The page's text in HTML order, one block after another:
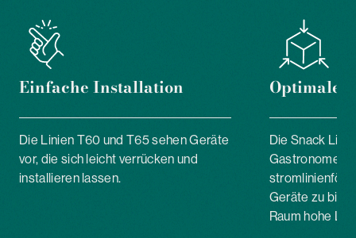
Einfache Installation
Die Linien T60 und T65 sehen Geräte
vor, die sich leicht verrücken und
installieren lassen.
Optimale
Die Snack
Gastronomen
Geräte zu
Raum hohe